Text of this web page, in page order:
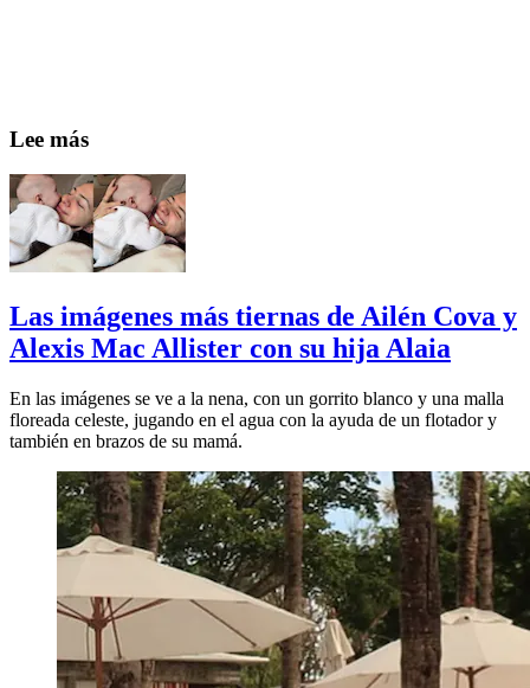
Lee más
Las imágenes más tiernas de Ailén Cova y
Alexis Mac Allister con su hija Alaia
En las imágenes se ve a la nena, con un gorrito blanco y una malla
floreada celeste, jugando en el agua con la ayuda de un flotador y
también en brazos de su mamá.